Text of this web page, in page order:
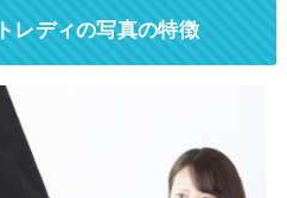
レディの写真の特徴